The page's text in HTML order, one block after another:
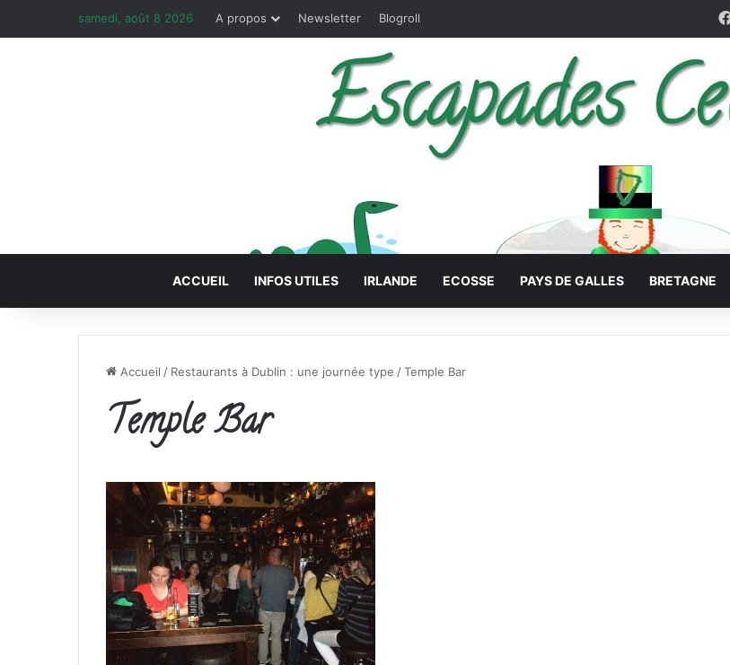
samedi, août 8 2026 A propos Newsletter Blogroll
ACCUEIL INFOS UTILES IRLANDE ECOSSE PAYS DE GALLES BRETAGNE
Accueil / Restaurants à Dublin : une journée type /Temple Bar
Temple Bar